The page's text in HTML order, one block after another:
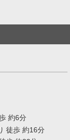
約6分
徒歩 約16分